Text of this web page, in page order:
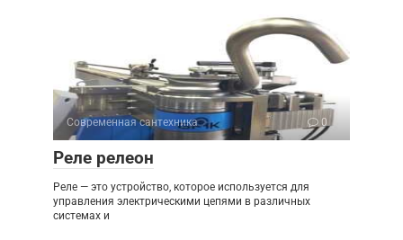
Современная сантехника 0
Реле релеон
Реле — это устройство, которое используется для
управления электрическими цепями в различных
системах и